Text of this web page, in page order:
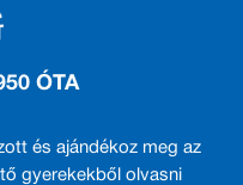
ÓTA
és ajándékoz meg az
gyerekekből olvasni